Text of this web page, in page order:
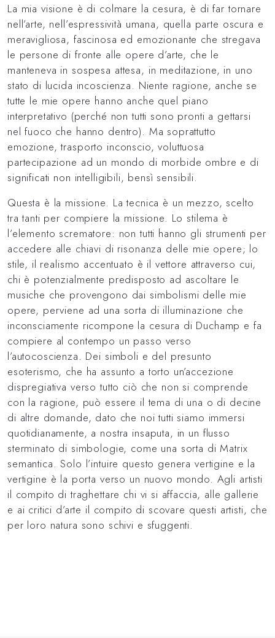
La mia visione è di colmare la cesura, è di far tornare
nell’arte, nell’espressività umana, quella parte oscura e
meravigliosa, fascinosa ed emozionante che stregava
le persone di fronte alle opere d’arte, che le
manteneva in sospesa attesa, in meditazione, in uno
stato di lucida incoscienza. Niente ragione, anche se
tutte le mie opere hanno anche quel piano
interpretativo (perché non tutti sono pronti a gettarsi
nel fuoco che hanno dentro). Ma soprattutto
emozione, trasporto inconscio, voluttuosa
partecipazione ad un mondo di morbide ombre e di
significati non intelligibili, bensì sensibili.
Questa è la missione. La tecnica è un mezzo, scelto
tra tanti per compiere la missione. Lo stilema è
l’elemento scrematore: non tutti hanno gli strumenti per
accedere alle chiavi di risonanza delle mie opere; lo
stile, il realismo accentuato è il vettore attraverso cui,
chi è potenzialmente predisposto ad ascoltare le
musiche che provengono dai simbolismi delle mie
opere, perviene ad una sorta di illuminazione che
inconsciamente ricompone la cesura di Duchamp e fa
compiere al contempo un passo verso
l’autocoscienza. Dei simboli e del presunto
esoterismo, che ha assunto a torto un’accezione
dispregiativa verso tutto ciò che non si comprende
con la ragione, può essere il tema di una o di decine
di altre domande, dato che noi tutti siamo immersi
quotidianamente, a nostra insaputa, in un flusso
sterminato di simbologie, come una sorta di Matrix
semantica. Solo l’intuire questo genera vertigine e la
vertigine è la porta verso un nuovo mondo. Agli artisti
il compito di traghettare chi vi si affaccia, alle gallerie
e ai critici d’arte il compito di scovare questi artisti, che
per loro natura sono schivi e sfuggenti.